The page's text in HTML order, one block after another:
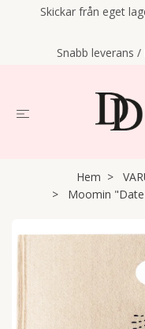
Skickar från eget
Snabb leverans
Hem
Moomin